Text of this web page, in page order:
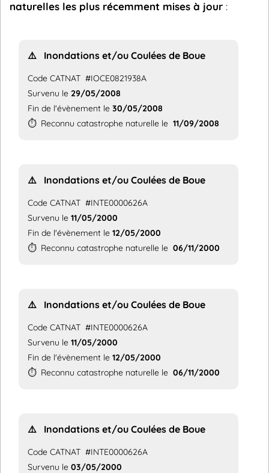
naturelles les plus récemment mises à jour :
⚠️ Inondations et/ou Coulées de Boue
Code CATNAT #IOCE0821938A
Survenu le 29/05/2008
Fin de l'évènement le 30/05/2008
⏱️ Reconnu catastrophe naturelle le 11/09/2008
⚠️ Inondations et/ou Coulées de Boue
Code CATNAT #INTE0000626A
Survenu le 11/05/2000
Fin de l'évènement le 12/05/2000
⏱️ Reconnu catastrophe naturelle le 06/11/2000
⚠️ Inondations et/ou Coulées de Boue
Code CATNAT #INTE0000626A
Survenu le 11/05/2000
Fin de l'évènement le 12/05/2000
⏱️ Reconnu catastrophe naturelle le 06/11/2000
⚠️ Inondations et/ou Coulées de Boue
Code CATNAT #INTE0000626A
Survenu le 03/05/2000